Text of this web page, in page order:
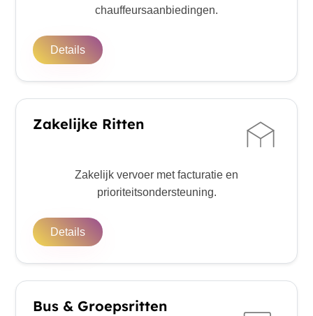
chauffeursaanbiedingen.
Details
Zakelijke Ritten
Zakelijk vervoer met facturatie en
prioriteitsondersteuning.
Details
Bus & Groepsritten